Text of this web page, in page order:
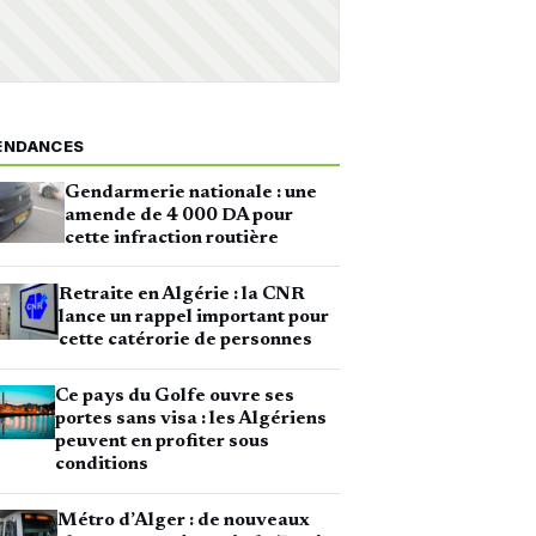
Gendarmerie nationale : une
amende de 4 000 DA pour
cette infraction routière
Retraite en Algérie : la CNR
lance un rappel important pour
cette catérorie de personnes
Ce pays du Golfe ouvre ses
portes sans visa : les Algériens
peuvent en profiter sous
conditions
Métro d’Alger : de nouveaux